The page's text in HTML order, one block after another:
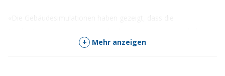
über 50% der Ventilatorenergie von Fan Coil Units (FCUs)
einsparen kann. Die Modulationssteuerung kann auch bei
+ Mehr anzeigen